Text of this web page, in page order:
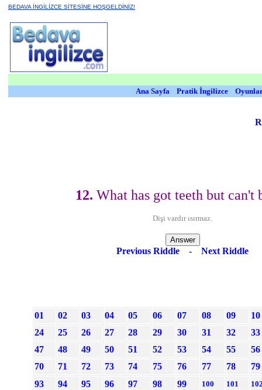
BEDAVA İNGİLİZCE SİTESİNE HOŞGELDİNİZ!
Ana Sayfa Pratik İngilizce
12. What has got teeth but can't
Dişi vardır ısırmaz.
Previous Riddle - Next Riddle
01 02 03 04 05 06 07 08 09
10
24
25 26 27 28 29 30 31 32
33
47
48 49 50 51 52 53 54 55
56
70
71 72 73 74 75 76 77 78
79
93
94 95 96 97 98 99 100 101